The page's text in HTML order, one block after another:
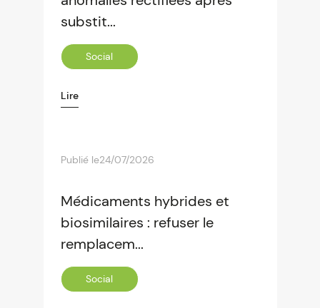
substit...
Social
Lire
Publié le24/07/2026
Médicaments hybrides et
biosimilaires : refuser le
remplacem...
Social